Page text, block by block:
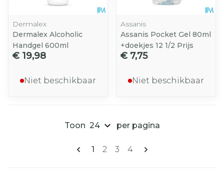
Dermalex
Dermalex Alcoholic
Handgel 600ml
€ 19,98
Niet beschikbaar
Assanis
Assanis Pocket Gel 80ml
+doekjes 12 1/2 Prijs
€ 7,75
Niet beschikbaar
Pagina's
U lees momenteel pagina
1 Pagina
2 Pagina
3 Pagina
4
Toon per pagina